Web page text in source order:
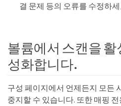
결 문제 등의 오류를 수정하세
볼륨에서 스캔을
성화합니다.
구성 페이지에서 언제든지 모든
중지할 수 있습니다. 또한 매핑